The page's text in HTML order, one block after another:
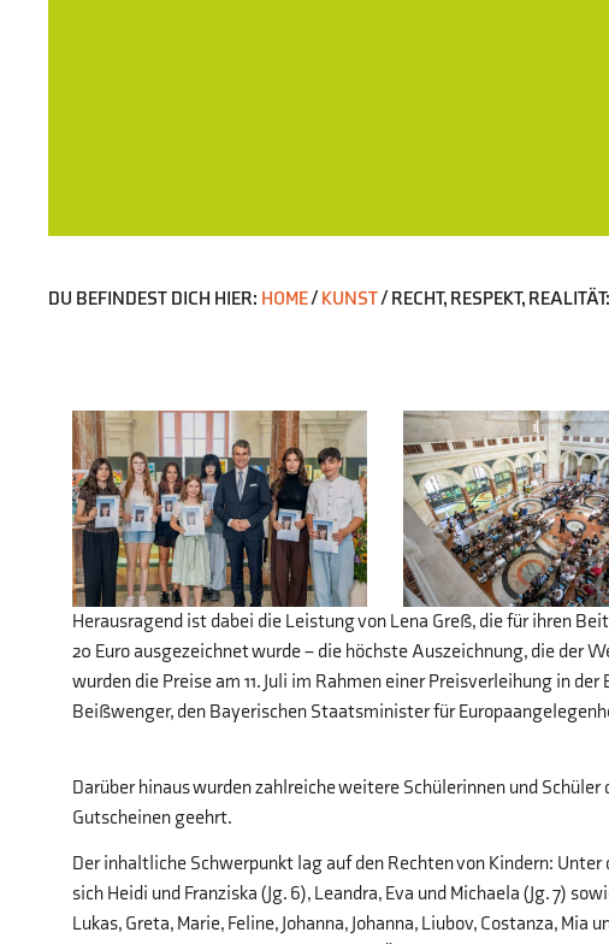
DU BEFINDEST DICH HIER: HOME/ KUNST/ RECHT, RESPEKT,
Herausragend ist dabei die Leistung von Lena Greß, die für ihren
20 Euro ausgezeichnet wurde – die höchste Auszeichnung, die der
wurden die Preise am 11. Juli im Rahmen einer Preisverleihung in
Beißwenger, den Bayerischen Staatsminister für
Darüber hinaus wurden zahlreiche weitere Schülerinnen und
Gutscheinen geehrt.
Der inhaltliche Schwerpunkt lag auf den Rechten von Kindern:
sich Heidi und Franziska (Jg. 6), Leandra, Eva und Michaela (Jg. 7)
Lukas, Greta, Marie, Feline, Johanna, Johanna, Liubov, Costanza,